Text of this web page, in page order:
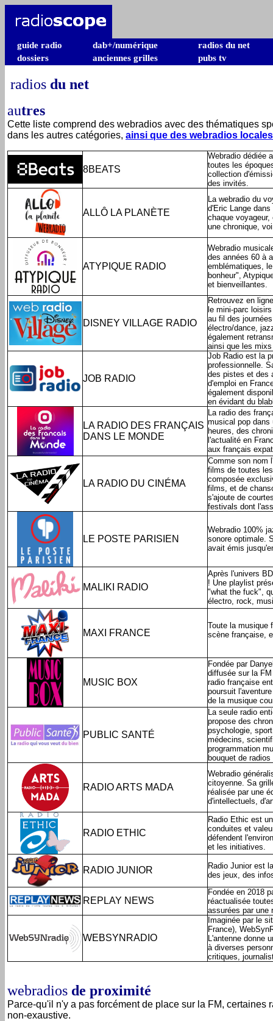
guide radio dab+/numérique
radios du net
dossiers
anciennes grilles pubs tv
radios du net
autres
Cette liste comprend des webradios avec des thématiques
dans les autres catégories, ainsi que des webradios
8BEATS
Webradio dédiée
toutes les
collection
des invités.
ALLÔ LA PLANÈTE
La webradio du
d'Eric Lange
chaque
une chronique,
ATYPIQUE RADIO
Webradio
des années 60 à
emblématiques,
bonheur",
et bienveillantes.
DISNEY VILLAGE RADIO
Retrouvez en
le mini-parc
au fil des
électro/dance,
également
ainsi que les
JOB RADIO
Job Radio est la
professionnelle.
des pistes et des
d'emploi en
également
en évidant du
LA RADIO DES FRANÇAIS
DANS LE MONDE
La radio des
musical pop dans
heures, des
l'actualité en
aux français
LA RADIO DU CINÉMA
Comme son nom
films de toutes
composée
films, et de
s'ajoute de
festivals dont
LE POSTE PARISIEN
Webradio 100%
sonore optimale.
avait émis
MALIKI RADIO
Après l'univers
! Une playlist
"what the fuck",
électro, rock,
MAXI FRANCE
Toute la musique
scène française,
MUSIC BOX
Fondée par
diffusée sur la
radio française
poursuit
de la musique
PUBLIC SANTÉ
La seule radio
propose des
psychologie,
médecins,
programmation
bouquet de
RADIO ARTS MADA
Webradio
citoyenne. Sa
réalisée par une
d'intellectuels,
RADIO ETHIC
Radio Ethic est
conduites et
défendent
et les initiatives.
RADIO JUNIOR
Radio Junior est
des jeux, des
REPLAY NEWS
Fondée en 2018
réactualisée
assurées par une
WEBSYNRADIO
Imaginée par le
France),
L'antenne donne
à diverses
critiques,
webradios de proximité
Parce-qu'il n'y a pas forcément de place sur la FM,
non-exaustive.